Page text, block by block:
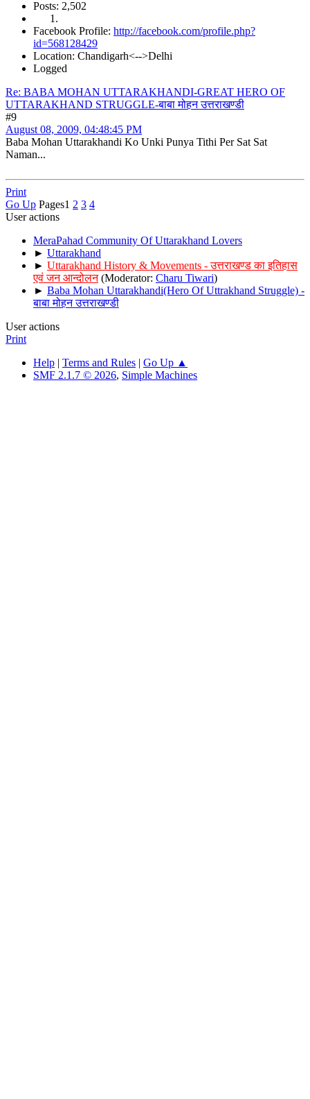
Posts: 2,502
Facebook Profile: http://facebook.com/profile.php?
id=568128429
Location: Chandigarh<-->Delhi
Logged
Re: BABA MOHAN UTTARAKHANDI-GREAT HERO OF
UTTARAKHAND STRUGGLE-बाबा मोहन उत्तराखण्डी
#9
August 08, 2009, 04:48:45 PM
Baba Mohan Uttarakhandi Ko Unki Punya Tithi Per Sat Sat
Naman...
Print
Go Up Pages1 2 3 4
User actions
MeraPahad Community Of Uttarakhand Lovers
► Uttarakhand
► Uttarakhand History & Movements - उत्तराखण्ड का इतिहास
एवं जन आन्दोलन (Moderator: Charu Tiwari)
► Baba Mohan Uttarakhandi(Hero Of Uttrakhand Struggle) -
बाबा मोहन उत्तराखण्डी
User actions
Print
Help | Terms and Rules | Go Up ▲
SMF 2.1.7 © 2026, Simple Machines